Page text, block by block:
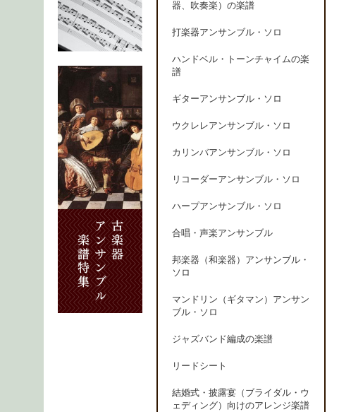
器、吹奏楽）の楽譜
打楽器アンサンブル・ソロ
ハンドベル・トーンチャイムの楽
譜
ギターアンサンブル・ソロ
ウクレレアンサンブル・ソロ
カリンバアンサンブル・ソロ
リコーダーアンサンブル・ソロ
ハープアンサンブル・ソロ
合唱・声楽アンサンブル
邦楽器（和楽器）アンサンブル・
ソロ
マンドリン（ギタマン）アンサン
ブル・ソロ
ジャズバンド編成の楽譜
リードシート
結婚式・披露宴（ブライダル・ウ
ェディング）向けのアレンジ楽譜